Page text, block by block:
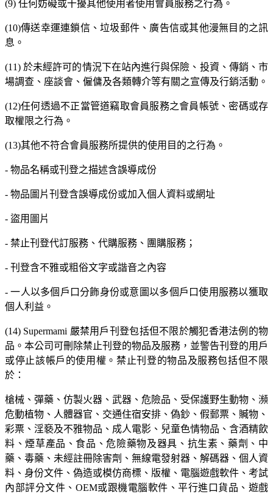
(9) 任何妨礙或干擾其他使用者使用會員服務之行為。
(10)傳送幸運連鎖信、垃圾郵件、廣告信或其他漫無目的之訊
息。
(11) 於未經許可的情況下在站內進行與保險、投資、傳銷、市
場調查、座談會、僱傭及各類轉介等有關之宣傳及行銷活動。
(12)任何透過不正當管道竊取會員服務之會員帳號、密碼或存
取權限之行為。
(13)其他不符合會員服務所提供的使用目的之行為。
- 物品名稱或刊登之描述含誤導成份
- 物品圖片刊登含誤導成份或加入個人資料或網址
- 盜用圖片
- 禁止刊登代訂服務、代購服務、團購服務；
- 刊登含不雅或粗俗文字或諧音之內容
- 一人以多個戶口分飾身份或意圖以多個戶口使用服務以獲取
個人利益。
(14) Supermami 嚴禁用戶刊登包括但不限於觸犯香港法例的物
品。本公司可刪除禁止刊登的物品及服務，並警告刊登的用戶
或停止該帳戶的使用權。禁止刊登的物品及服務包括但不限
於：
槍械、彈藥、仿製火器、武器、危險品、受保護野生動物、瀕
危動植物、人體器官、交通住宿安排、偽鈔、假郵票、贓物、
彩票、淫褻及不雅物品、成人電影、兒童色情物品、含酒精飲
料、煙草產品、食品、危險藥物及器具、抗生素、藥劑、中
藥、毒藥、未經註冊除害劑、無線電發射器、解碼器、個人資
料、身份文件、偽造或模仿商標、版權、電腦遊戲軟件、考試
內部評分文件、OEM或跟機電腦軟件、平行進口貨品、遊戲